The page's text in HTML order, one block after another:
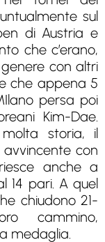
sul
di Austria e
che c’erano,
con altri
che appena 5
persa poi
Kim-Dae.
storia, il
con
anche a
14 pari. A quel
chiudono 21-
cammino,
medaglia.